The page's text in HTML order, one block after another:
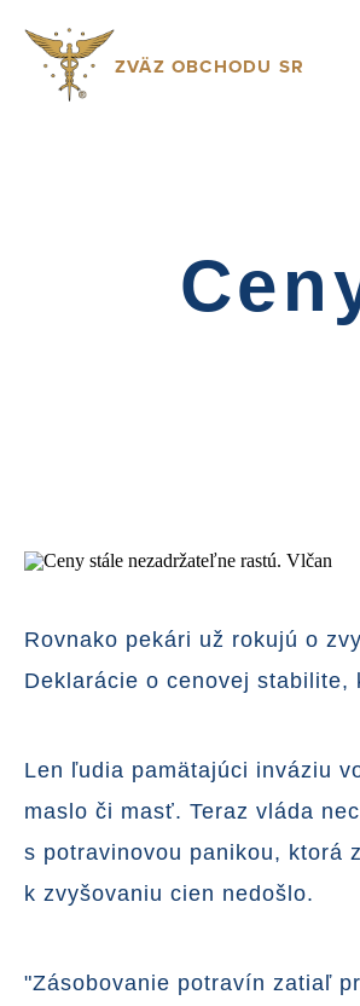
ZVÄZ OBCHODU SR
Rovnako pekári už rokujú o
Deklarácie o cenovej stabilite,
Len ľudia pamätajúci inváziu
maslo či masť. Teraz vláda
s potravinovou panikou, ktorá
k zvyšovaniu cien nedošlo.
"Zásobovanie potravín zatiaľ